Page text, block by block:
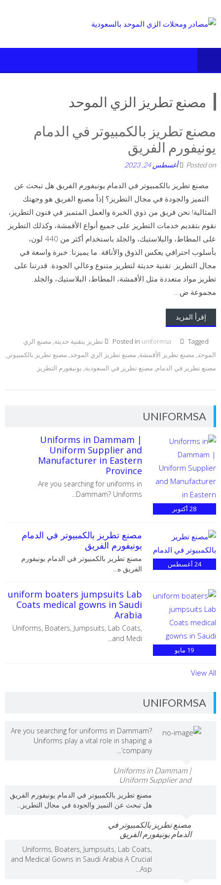
to
مصنع تطريز الزي الموحد
مصنع تطريز بالكمبيوتر في الدمام
يونيفورم الفريق
Posted on أغسطس 24, 2023
مصنع تطريز بالكمبيوتر في الدمام يونيفورم الفريق هل تبحث عن
التميز والجودة في مجال التطريز؟ إذاً مصنع الفريق هو وجهتك
المثالية! نحن فريق من ذوي الخبرة والعمل المتميز في فنون التطريز،
نقوم بتقديم خدمات التطريز على جميع أنواع الأقمشة، وكذلك التطريز
على المطاط، والبلاستيك، والجلد باستخدام أكثر من 440 لون،
بأسلوب احترافي يعكس الذوق والأناقة. ما يميزنا: خبرة واسعة في
مجال التطريز. تقنية حديثة لتطريز متنوع وعالي الجودة. قدرتنا على
تطريز مواد متعددة مثل الأقمشة، المطاط، البلاستيك، والجلد.
مجموعة ض...
إقرأ المزيد
Posted in uniformsa Tagged تطريز بتقنية حديثة, مصنع الزي
الموحد, مصنع تطريز الأقمشة, مصنع تطريز الزي الموحد, مصنع تطريز بالكمبيوتر ,
مصنع تطريز في الدمام, مصنع تطريز في السعودية, يونيفورم التطريز
UNIFORMSA
28 أكتوبر
Uniforms in Dammam |
Uniform Supplier and
Manufacturer in Eastern
Province
Are you searching for uniforms in
Dammam? Uniforms...
24 أغسطس
مصنع تطريز بالكمبيوتر في الدمام
يونيفورم الفريق
مصنع تطريز بالكمبيوتر في الدمام يونيفورم
الفريق ه...
19 مايو
uniform boaters jumpsuits Lab
Coats medical gowns in Saudi
Arabia
‏Uniforms, Boaters, Jumpsuits, Lab Coats,
and Medi...
View All
UNIFORMSA
Are you searching for uniforms in Dammam?
Uniforms play a vital role in shaping a
company’...
Uniforms in Dammam |
Uniform Supplier and
مصنع تطريز بالكمبيوتر في الدمام يونيفورم الفريق
هل تبحث عن التميز والجودة في مجال التطريز...
مصنع تطريز بالكمبيوتر في
الدمام يونيفورم الفريق
‏Uniforms, Boaters, Jumpsuits, Lab Coats,
and Medical Gowns in Saudi Arabia A Crucial
Asp...